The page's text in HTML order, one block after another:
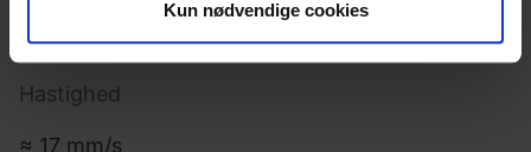
data med andre oplysninger, du har givet dem, eller som
de har indsamlet fra din brug af deres tjenester.
Kun nødvendige cookies
Hastighed
≈ 17 mm/s